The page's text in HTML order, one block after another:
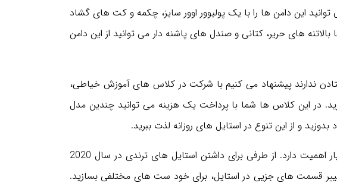
این دامن ها را با یک پولیوور اوور سایز، چکمه و کت های گشاد
های حریر، کتانی و صندل های پاشنه دار می توانید از این دامن
ندارند پیشنهاد می کنیم با شرکت در کلاس های آموزش خیاطی،
در این کلاس ها شما با پرداخت یک هزینه می توانید چندین مدل
و از این تنوع در استایل های روزانه لذت ببرید.
انتخاب بالاتنه مناسب برای این دامن ها بسیار اهمیت دارد. از طرفی برای داشتن استایل های ترندی در سال 2020
قسمت های جزیی در استایل، برای خود ست های مختلفی بسازید.